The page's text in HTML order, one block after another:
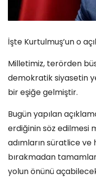
İşte Kurtulmuş’un o
Milletimiz, terörden
demokratik siyasetin
bir eşiğe gelmiştir.
Bugün yapılan
erdiğinin söz edilmesi
adımların süratlice
bırakmadan
yolun önünü